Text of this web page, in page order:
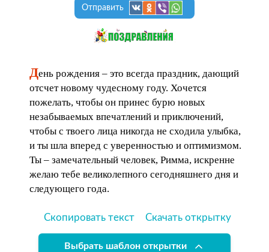
Отправить
День рождения – это всегда праздник, дающий
отсчет новому чудесному году. Хочется
пожелать, чтобы он принес бурю новых
незабываемых впечатлений и приключений,
чтобы с твоего лица никогда не сходила улыбка,
и ты шла вперед с уверенностью и оптимизмом.
Ты – замечательный человек, Римма, искренне
желаю тебе великолепного сегодняшнего дня и
следующего года.
Скопировать текст Скачать открытку
Выбрать шаблон открытки